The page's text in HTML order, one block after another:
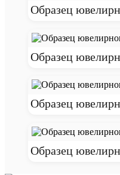
Образец
Образец
Образец
Образец